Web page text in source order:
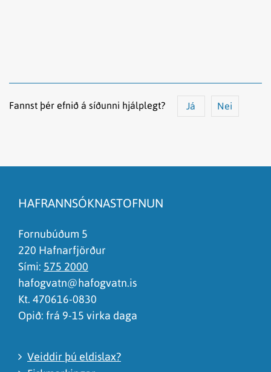
Fannst þér efnið á síðunni hjálplegt? Já Nei
Það er of mikið efni á síðunni
Ég skil ekki efnið, finnst það of flókið
HAFRANNSÓKNASTOFNUN
Fornubúðum 5
220 Hafnarfjörður
Sími: 575 2000
hafogvatn@hafogvatn.is
Kt. 470616-0830
Opið: frá 9-15 virka daga
Veiddir þú eldislax?